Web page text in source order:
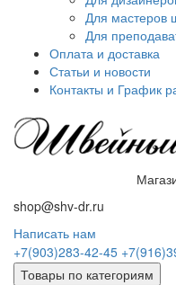
Для мастеров
Для
Оплата и доставка
Статьи и новости
Контакты и График
shop@shv-dr.ru
Написать нам
+7(903)283-42-45
Товары по категориям